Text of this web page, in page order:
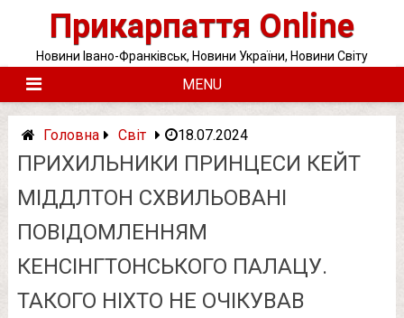
Прикарпаття Online
Новини Івано-Франківськ, Новини України, Новини Світу
MENU
Головна Світ 18.07.2024
ПPИХИЛЬНИКИ ПPИНЦЕСИ КЕЙТ
МІДДЛТОН СXВИЛЬОВАНІ
ПОВІДОМЛЕННЯМ
КЕНCІНГТОНСЬКОГО ПAЛАЦУ.
ТАКОГО НІXТО НЕ ОЧIКУВАВ